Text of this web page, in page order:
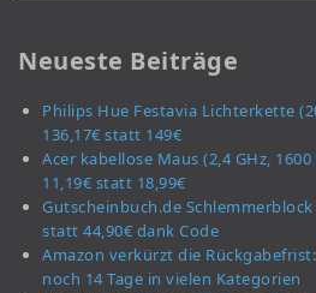
Neueste Beiträge
Philips Hue Festavia Lichterkette
136,17€ statt 149€
Acer kabellose Maus (2,4 GHz,
11,19€ statt 18,99€
Gutscheinbuch.de Schlemmerblock
statt 44,90€ dank Code
Amazon verkürzt die
noch 14 Tage in vielen Kategorien